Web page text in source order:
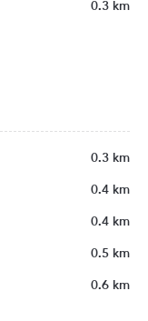
0.3 km
0.3 km
0.4 km
0.4 km
0.5 km
0.6 km